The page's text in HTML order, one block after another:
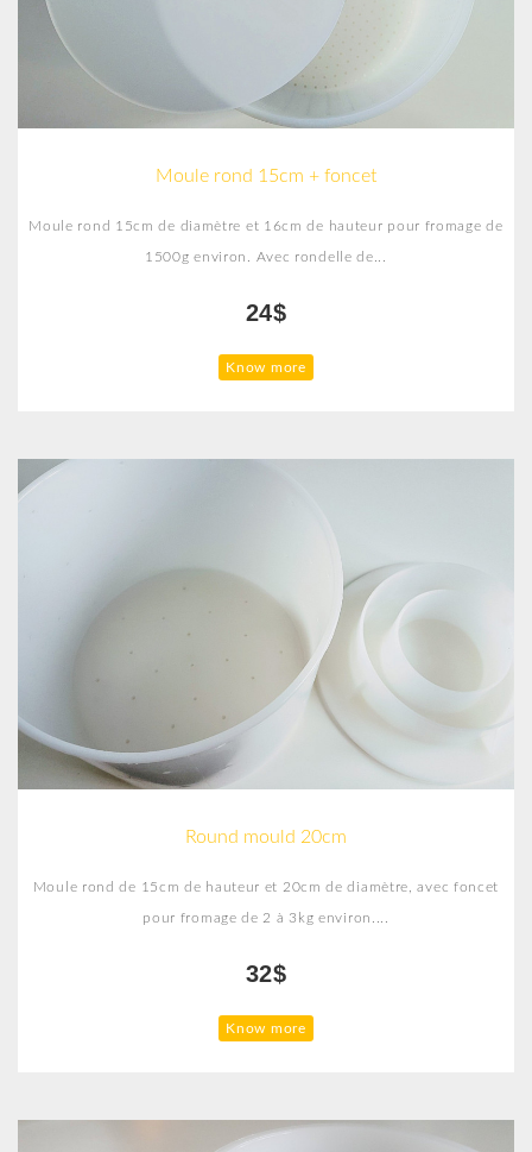
Moule rond 15cm + foncet
Moule rond 15cm de diamètre et 16cm de hauteur pour fromage de
1500g environ. Avec rondelle de...
24$
Know more
Round mould 20cm
Moule rond de 15cm de hauteur et 20cm de diamètre, avec foncet
pour fromage de 2 à 3kg environ....
32$
Know more